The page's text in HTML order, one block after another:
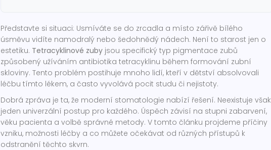
Představte si situaci: Usmíváte se do zrcadla a místo zářivě bílého
úsměvu vidíte namodralý nebo šedohnědý nádech. Není to starost jen o
estetiku. Tetracyklinové zuby jsou specifický typ pigmentace zubů
způsobený užíváním antibiotika tetracyklinu během formování zubní
skloviny. Tento problém postihuje mnoho lidí, kteří v dětství absolvovali
léčbu tímto lékem, a často vyvolává pocit studu či nejistoty.
Dobrá zpráva je ta, že moderní stomatologie nabízí řešení. Neexistuje však
jeden univerzální postup pro každého. Úspěch závisí na stupni zabarvení,
věku pacienta a volbě správné metody. V tomto článku projdeme příčiny
vzniku, možnosti léčby a co můžete očekávat od různých přístupů k
odstranění těchto skvrn.